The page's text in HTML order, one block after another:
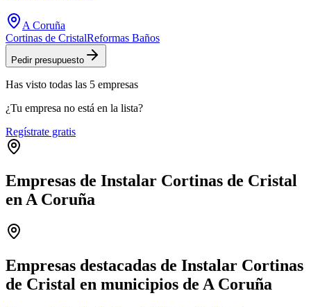
A Coruña
Cortinas de CristalReformas Baños
Pedir presupuesto
Has visto todas las 5 empresas
¿Tu empresa no está en la lista?
Regístrate gratis
Empresas de Instalar Cortinas de Cristal
en A Coruña
−
Empresas destacadas de Instalar Cortinas
de Cristal en municipios de A Coruña